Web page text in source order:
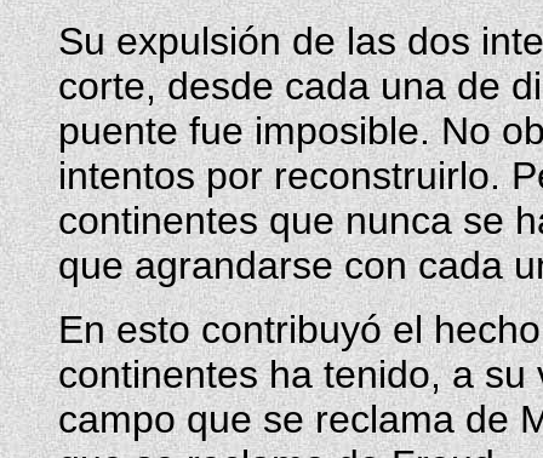
Su expulsión de las dos
corte, desde cada una de
puente fue imposible. No
intentos por reconstruirlo.
continentes que nunca se
que agrandarse con cada
En esto contribuyó el
continentes ha tenido, a
campo que se reclama de